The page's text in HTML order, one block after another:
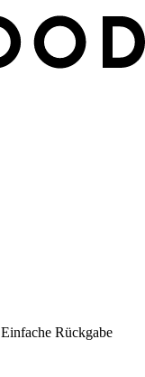
Einfache Rückgabe